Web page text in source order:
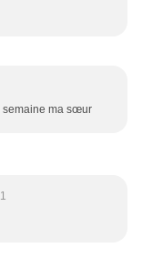
semaine ma sœur